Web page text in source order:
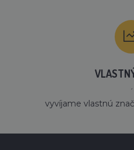
´
vyvíjame vlastnú